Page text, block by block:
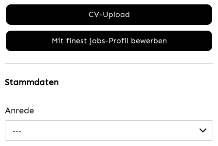
CV-Upload
Mit finest jobs-Profil bewerben
Stammdaten
Anrede
---